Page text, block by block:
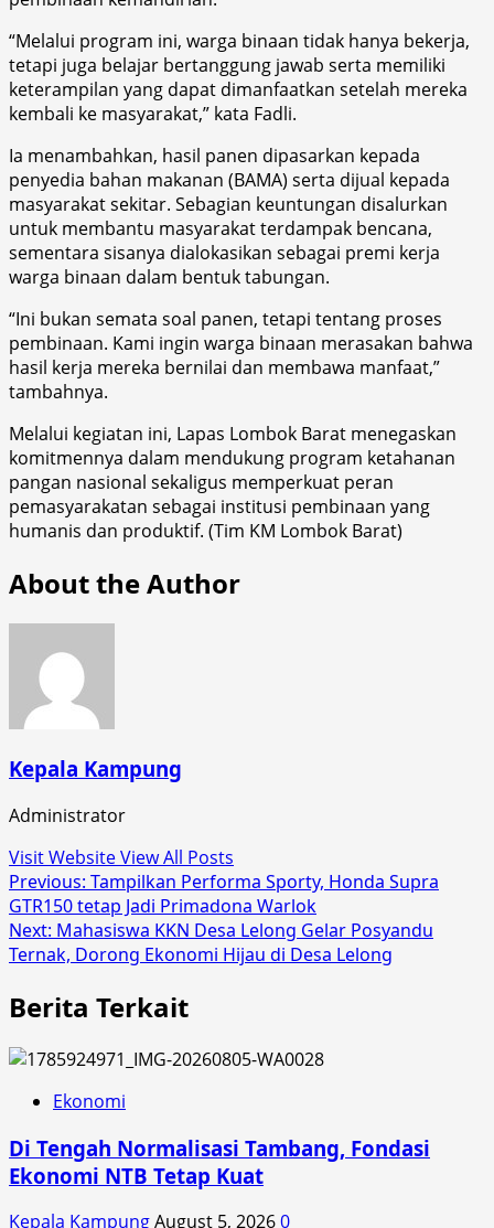
“Melalui program ini, warga binaan tidak hanya bekerja,
tetapi juga belajar bertanggung jawab serta memiliki
keterampilan yang dapat dimanfaatkan setelah mereka
kembali ke masyarakat,” kata Fadli.
Ia menambahkan, hasil panen dipasarkan kepada
penyedia bahan makanan (BAMA) serta dijual kepada
masyarakat sekitar. Sebagian keuntungan disalurkan
untuk membantu masyarakat terdampak bencana,
sementara sisanya dialokasikan sebagai premi kerja
warga binaan dalam bentuk tabungan.
“Ini bukan semata soal panen, tetapi tentang proses
pembinaan. Kami ingin warga binaan merasakan bahwa
hasil kerja mereka bernilai dan membawa manfaat,”
tambahnya.
Melalui kegiatan ini, Lapas Lombok Barat menegaskan
komitmennya dalam mendukung program ketahanan
pangan nasional sekaligus memperkuat peran
pemasyarakatan sebagai institusi pembinaan yang
humanis dan produktif. (Tim KM Lombok Barat)
About the Author
Kepala Kampung
Administrator
Visit WebsiteView All Posts
Post
navigation
Previous: Tampilkan Performa Sporty, Honda Supra
GTR150 tetap Jadi Primadona Warlok
Next: Mahasiswa KKN Desa Lelong Gelar Posyandu
Ternak, Dorong Ekonomi Hijau di Desa Lelong
Berita Terkait
Ekonomi
Di Tengah Normalisasi Tambang, Fondasi
Ekonomi NTB Tetap Kuat
Kepala KampungAugust 5, 20260